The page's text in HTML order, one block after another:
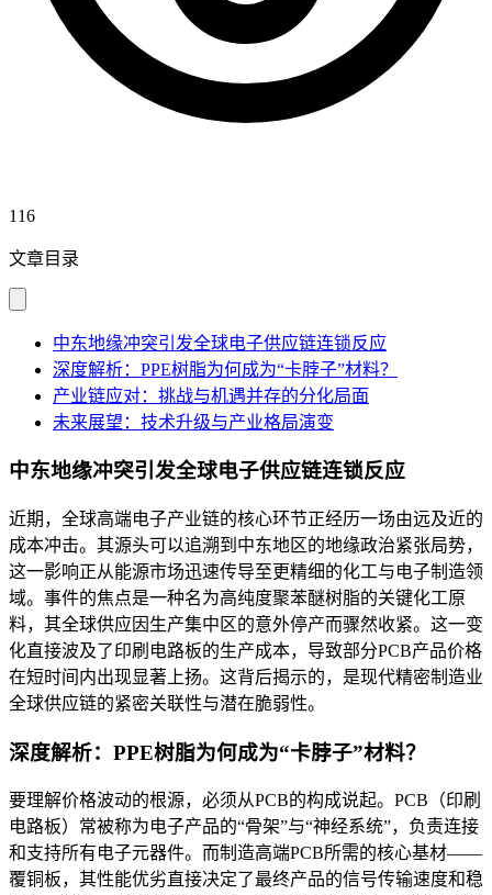
116
文章目录
中东地缘冲突引发全球电子供应链连锁反应
深度解析：PPE树脂为何成为“卡脖子”材料？
产业链应对：挑战与机遇并存的分化局面
未来展望：技术升级与产业格局演变
中东地缘冲突引发全球电子供应链连锁反应
近期，全球高端电子产业链的核心环节正经历一场由远及近的
成本冲击。其源头可以追溯到中东地区的地缘政治紧张局势，
这一影响正从能源市场迅速传导至更精细的化工与电子制造领
域。事件的焦点是一种名为高纯度聚苯醚树脂的关键化工原
料，其全球供应因生产集中区的意外停产而骤然收紧。这一变
化直接波及了印刷电路板的生产成本，导致部分PCB产品价格
在短时间内出现显著上扬。这背后揭示的，是现代精密制造业
全球供应链的紧密关联性与潜在脆弱性。
深度解析：PPE树脂为何成为“卡脖子”材料？
要理解价格波动的根源，必须从PCB的构成说起。PCB（印刷
电路板）常被称为电子产品的“骨架”与“神经系统”，负责连接
和支持所有电子元器件。而制造高端PCB所需的核心基材——
覆铜板，其性能优劣直接决定了最终产品的信号传输速度和稳